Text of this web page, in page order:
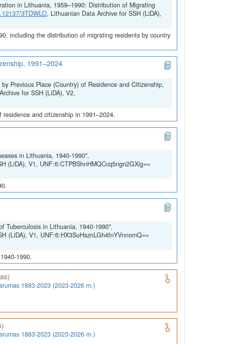
in Lithuania, 1959–1990: Distribution of Migrating
3TDWLO, Lithuanian Data Archive for SSH (LiDA),
including the distribution of migrating residents by country
1991–2024
Previous Place (Country) of Residence and Citizenship,
for SSH (LiDA), V2,
and citizenship in 1991–2024.
in Lithuania, 1940-1990",
(LiDA), V1, UNF:6:CTPBShnHMQCcq5ngn2GXig==
Tuberculosis in Lithuania, 1940-1990",
(LiDA), V1, UNF:6:HX3SuHsznLGh4fnYVnnomQ==
1990.
1883-2023 (2023-2026 m.)
1883-2023 (2023-2026 m.)